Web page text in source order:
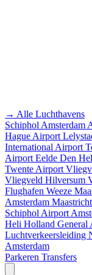
→ Alle Luchthavens
Schiphol Amsterdam
Hague Airport
International Airport
Airport Eelde Den
Twente Airport
Vliegveld Hilversum
Flughafen Weeze
Amsterdam
Schiphol Airport
Heli Holland General
Luchtverkeersleiding
Amsterdam
Parkeren Transfers